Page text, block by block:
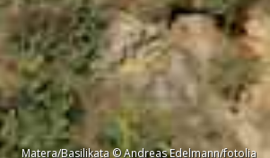
Matera/Basilikata © Andreas Edelmann/fotolia